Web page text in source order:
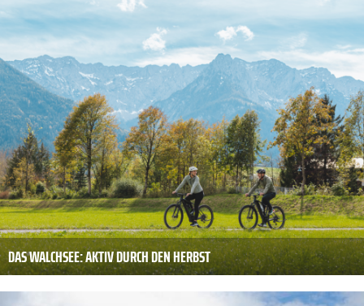
DAS WALCHSEE: AKTIV DURCH DEN HERBST